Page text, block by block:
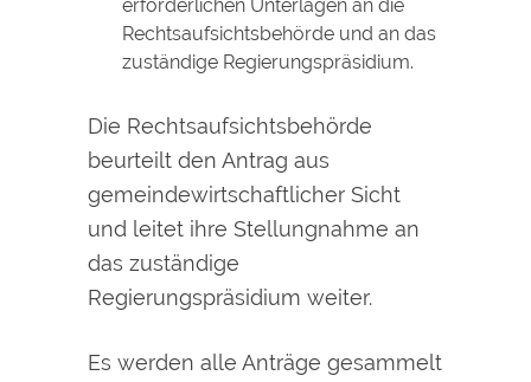
erforderlichen Unterlagen an die
Rechtsaufsichtsbehörde und an das
zuständige Regierungspräsidium.
Die Rechtsaufsichtsbehörde
beurteilt den Antrag aus
gemeindewirtschaftlicher Sicht
und leitet ihre Stellungnahme an
das zuständige
Regierungspräsidium weiter.
Es werden alle Anträge gesammelt